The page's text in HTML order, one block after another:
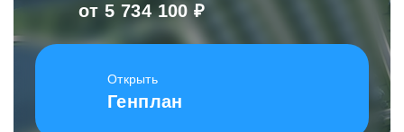
от 5 734 100 ₽
Открыть
Генплан